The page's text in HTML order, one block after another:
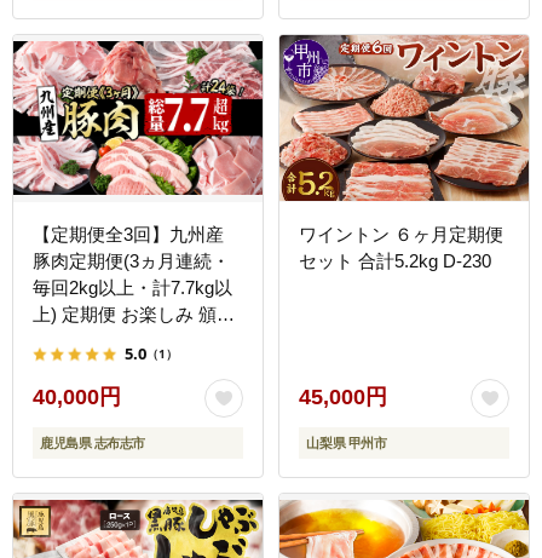
【定期便全3回】九州産
豚肉定期便(3ヵ月連続・
毎回2kg以上・計7.7kg以
上) 定期便 お楽しみ 頒布
ース 冷凍 小分け すき焼
き しゃぶしゃぶ 豚しゃぶ
ランキング 人気 とんかつ
トンカツ t0040-013
5.0 （1）
40,000円
鹿児島県 志布志市
ワイントン ６ヶ月定期便
セット 合計5.2kg D-230
45,000円
山梨県 甲州市